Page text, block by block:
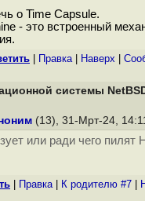
о Time Capsule.
- это встроенный
Правка| Наверх
системы
(13), 31-Мрт-24,
или ради чего пилят
Правка| К родителю #7